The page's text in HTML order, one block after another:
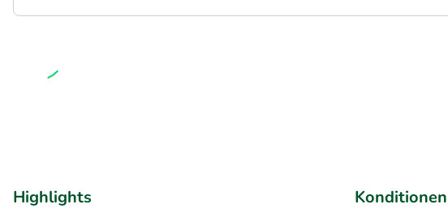
Highlights Konditionen